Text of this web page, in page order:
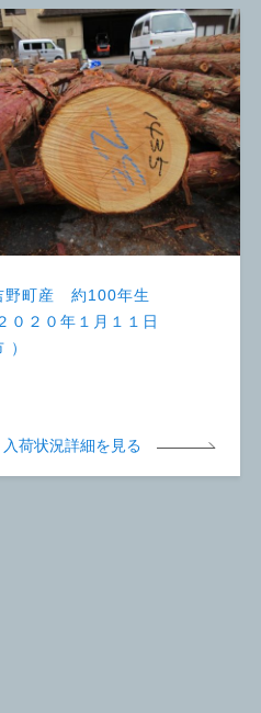
野町産 約100年生
２０年１月１１日
）
入荷状況詳細を見る